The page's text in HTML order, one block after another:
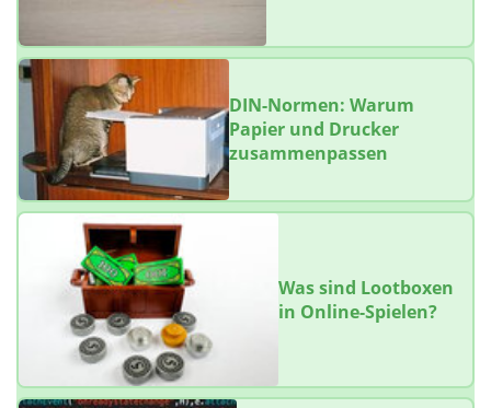
DIN-Normen: Warum
Papier und Drucker
zusammenpassen
Was sind Lootboxen
in Online-Spielen?